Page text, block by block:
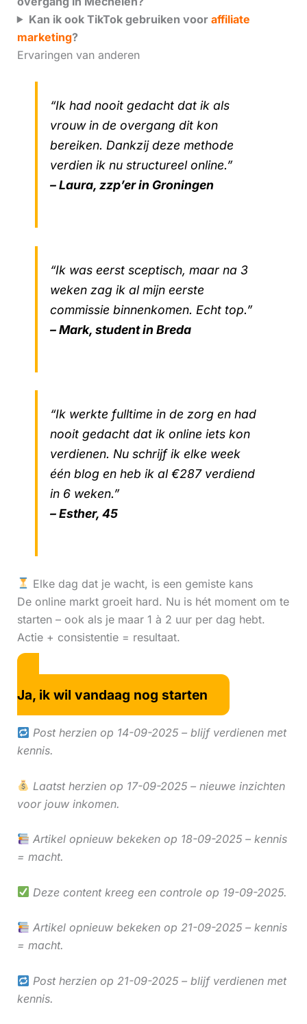
Kan ik ook TikTok gebruiken voor affiliate
marketing?
Ervaringen van anderen
“Ik had nooit gedacht dat ik als
vrouw in de overgang dit kon
bereiken. Dankzij deze methode
verdien ik nu structureel online.”
– Laura, zzp’er in Groningen
“Ik was eerst sceptisch, maar na 3
weken zag ik al mijn eerste
commissie binnenkomen. Echt top.”
– Mark, student in Breda
“Ik werkte fulltime in de zorg en had
nooit gedacht dat ik online iets kon
verdienen. Nu schrijf ik elke week
één blog en heb ik al €287 verdiend
in 6 weken.”
– Esther, 45
Elke dag dat je wacht, is een gemiste kans
De online markt groeit hard. Nu is hét moment om te
starten – ook als je maar 1 à 2 uur per dag hebt.
Actie + consistentie = resultaat.
Ja, ik wil vandaag nog starten
Post herzien op 14-09-2025 – blijf verdienen met
kennis.
Laatst herzien op 17-09-2025 – nieuwe inzichten
voor jouw inkomen.
Artikel opnieuw bekeken op 18-09-2025 – kennis
= macht.
Deze content kreeg een controle op 19-09-2025.
Artikel opnieuw bekeken op 21-09-2025 – kennis
= macht.
Post herzien op 21-09-2025 – blijf verdienen met
kennis.